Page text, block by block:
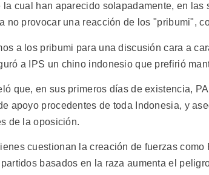
la cual han aparecido solapadamente, en
no provocar una reacción de los "pribumi",
a los pribumi para una discusión cara a
a IPS un chino indonesio que prefirió
que, en sus primeros días de existencia,
apoyo procedentes de toda Indonesia, y
de la oposición.
cuestionan la creación de fuerzas
basados en la raza aumenta el